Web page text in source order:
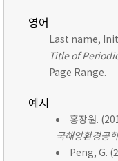
영어
Last name,
Title of
Page Range.
예시
홍장원.
국해양환경공
Peng, G.